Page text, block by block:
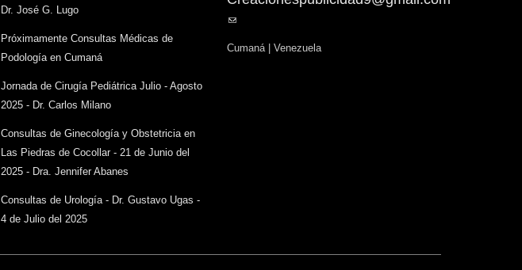
Dr. José G. Lugo
Próximamente Consultas Médicas de
Podología en Cumaná
Jornada de Cirugía Pediátrica Julio - Agosto
2025 - Dr. Carlos Milano
Consultas de Ginecología y Obstetricia en
Las Piedras de Cocollar - 21 de Junio del
2025 - Dra. Jennifer Abanes
Consultas de Urología - Dr. Gustavo Ugas -
4 de Julio del 2025
(link
Cumaná | Venezuela